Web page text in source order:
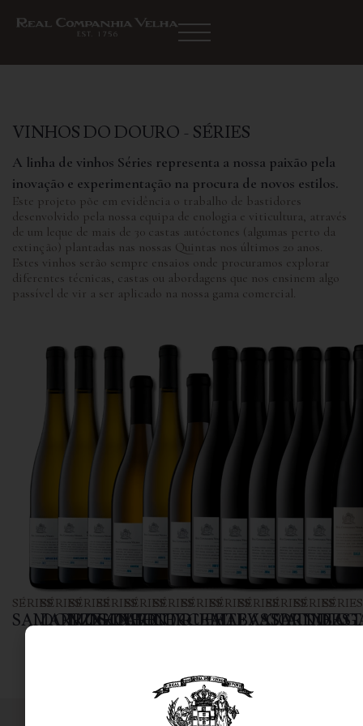
VINHOS DO DOURO - SÉRIES
A linha de vinhos Séries representa a nossa paixão pela
inovação e experimentação na procura de novos estilos.
Este projeto põe em evidência o trabalho de bastidores
desenvolvido pela nossa equipa de enologia e viticultura, através
de um leque de mais de 30 castas autóctones (algumas perto da
extinção) plantadas nas nossas Quintas nos últimos 20 anos.
Estes vinhos serão sempre ensaios onde procuramos explorar
diferentes técnicas, castas ou abordagens que nos ensinem algo
passível de vir a ser aplicado na nossa gama comercial.
SÉRIES
SAMARRINHO
SÉRIES
DONZELINHO
SÉRIES
MOSCATEL
SÉRIES
GOUVEIO
SÉRIES
ARINTO
SÉRIES
CERCEAL
SÉRIES
RUFETE
SÉRIES
MALVASIA
SÉRIES
BASTARDO
SÉRIESSÉRIES
TINTO
SÉRIES